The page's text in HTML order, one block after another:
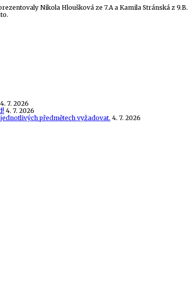
Nikola Hloušková ze 7.A a Kamila Stránská z 9.B.
4. 7. 2026
4. 7. 2026
předmětech vyžadovat. 4. 7. 2026